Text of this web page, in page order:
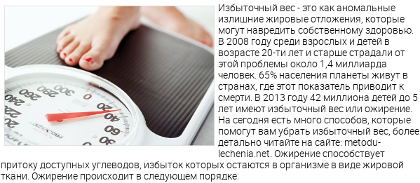
Избыточный вес - это как аномальные
излишние жировые отложения, которые
могут навредить собственному здоровью.
В 2008 году среди взрослых и детей в
возрасте 20-ти лет и старше страдали от
этой проблемы около 1,4 миллиарда
человек. 65% населения планеты живут в
странах, где этот показатель приводит к
смерти. В 2013 году 42 миллиона детей до 5
лет имеют избыточный вес или ожирение.
На сегодня есть много способов, которые
помогут вам убрать избыточный вес, более
детально читайте на сайте: metodu-
lechenia.net. Ожирение способствует
притоку доступных углеводов, избыток которых остаются в организме в виде жировой
ткани. Ожирение происходит в следующем порядке: